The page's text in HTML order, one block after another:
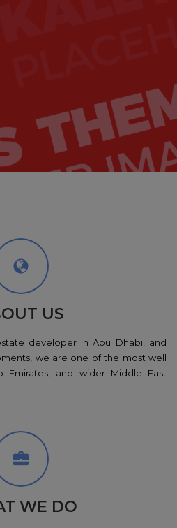
US
developer in Abu Dhabi, and
we are one of the most well
and wider Middle East
WE DO